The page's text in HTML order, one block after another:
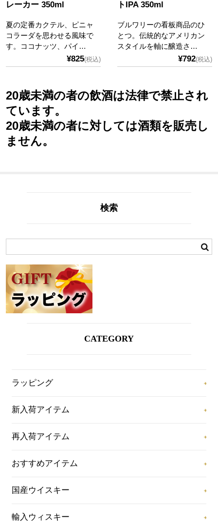
レーカー 350ml
夏の定番カクテル、ピニャ
コラーダを思わせる風味で
す。ココナッツ、パイ…
¥825(税込)
トIPA 350ml
ブルワリーの看板商品のひ
とつ。伝統的なアメリカン
スタイルを軸に醸造さ…
¥792(税込)
20歳未満の者の飲酒は法律で禁止され
ています。
20歳未満の者に対しては酒類を販売し
ません。
検索
CATEGORY
ラッピング
新入荷アイテム
再入荷アイテム
おすすめアイテム
国産ウイスキー
輸入ウィスキー